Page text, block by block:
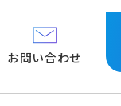
お問い合わせ